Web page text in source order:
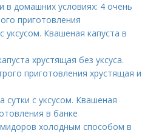
домашних условиях: 4 очень
приготовления
уксусом. Квашеная капуста в
хрустящая без уксуса.
приготовления хрустящая и
сутки с уксусом. Квашеная
в банке
холодным способом в